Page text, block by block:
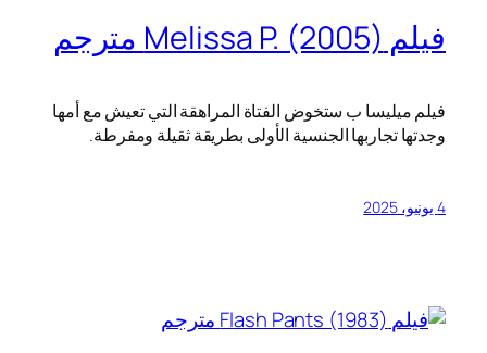
فيلم Melissa P. (2005) مترجم
فيلم ميليسا ب ستخوض الفتاة المراهقة التي تعيش مع أمها
وجدتها تجاربها الجنسية الأولى بطريقة ثقيلة ومفرطة.
4 يونيو، 2025